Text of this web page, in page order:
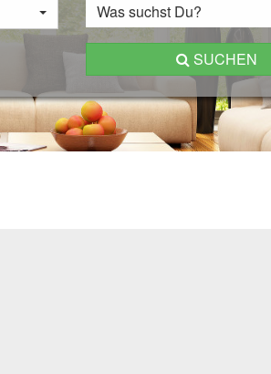
Was suchst Du?
SUCHEN